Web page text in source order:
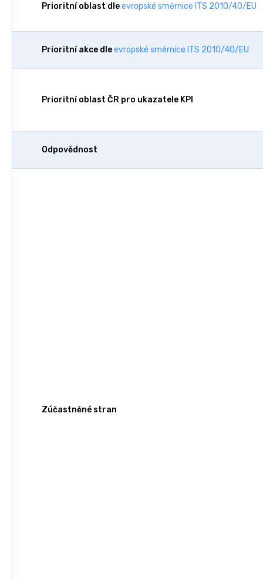
Prioritní oblast dleevropské směrnice ITS 2010/40/EU
Prioritní akce dleevropské směrnice ITS 2010/40/EU
Prioritní oblast ČR pro ukazatele KPI
Odpovědnost
Zúčastněné stran